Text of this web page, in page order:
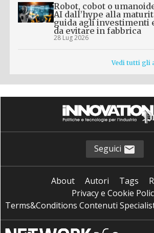
Robot, cobot o
AI dall’hype alla
guida agli investimenti
da evitare in fabbrica
28 Lug 2026
Vedi tutti gli
Seguici
About Autori Tags
Privacy e Cookie
Terms&Conditions Contenuti